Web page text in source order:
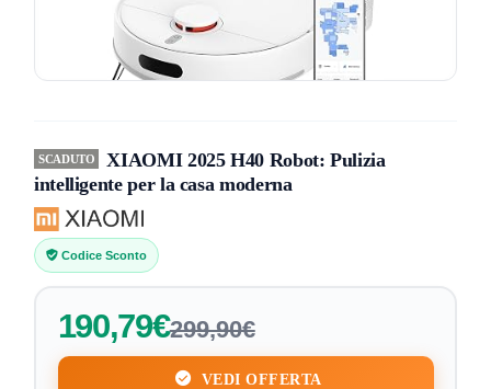
SCADUTO
XIAOMI 2025 H40 Robot: Pulizia
intelligente per la casa moderna
Codice Sconto
190,79€299,90€
VEDI OFFERTA